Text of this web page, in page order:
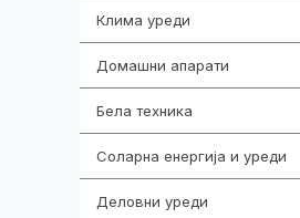
Клима уреди
Домашни апарати
Бела техника
Соларна енергија и уреди
Деловни уреди